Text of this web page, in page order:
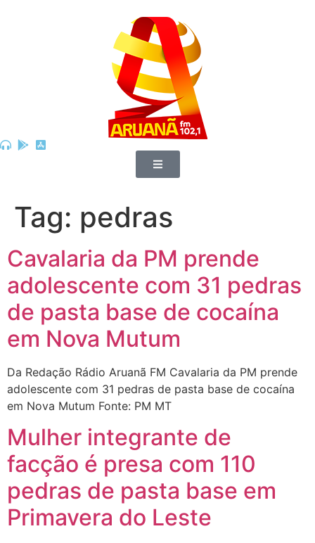
Tag: pedras
Cavalaria da PM prende
adolescente com 31 pedras
de pasta base de cocaína
em Nova Mutum
Da Redação Rádio Aruanã FM Cavalaria da PM prende
adolescente com 31 pedras de pasta base de cocaína
em Nova Mutum Fonte: PM MT
Mulher integrante de
facção é presa com 110
pedras de pasta base em
Primavera do Leste